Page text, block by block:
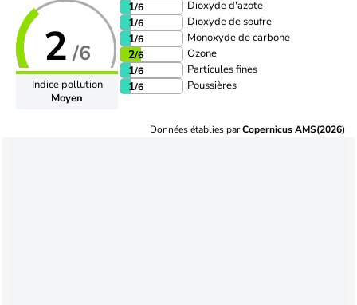
2 /6
Indice pollution
Moyen
1/6 Dioxyde d'azote
1/6 Dioxyde de soufre
1/6 Monoxyde de carbone
2/6 Ozone
1/6 Particules fines
1/6 Poussières
Données établies parCopernicus AMS(2026)